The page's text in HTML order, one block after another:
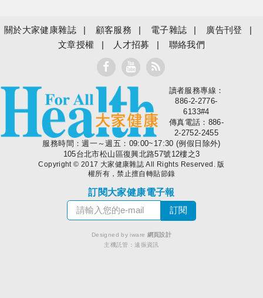
關於大家健康雜誌 顧客服務 電子雜誌
廣告刊登
文章授權
人才招募 聯絡我們
大家健康
讀者服務專線：
886-2-2776-
6133#4
傳真電話：886-
2-2752-2455
服務時間：週一～週五：09:00~17:30 (例假日除外)
105台北市松山區復興北路57號12樓之3
Copyright © 2017 大家健康雜誌 All Rights Reserved. 版
權所有，禁止擅自轉貼節錄
訂閱大家健康電子報
Designed by iware 網頁設計
主機託管：遠振資訊